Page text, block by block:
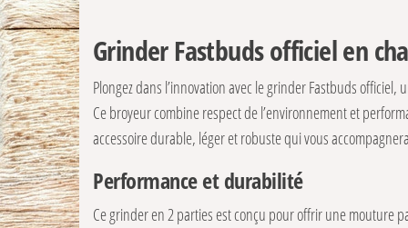
Grinder Fastbuds officiel en
Plongez dans l’innovation avec le grinder Fastbuds
Ce broyeur combine respect de l’environnement et
accessoire durable, léger et robuste qui vous
Performance et durabilité
Ce grinder en 2 parties est conçu pour offrir une mouture